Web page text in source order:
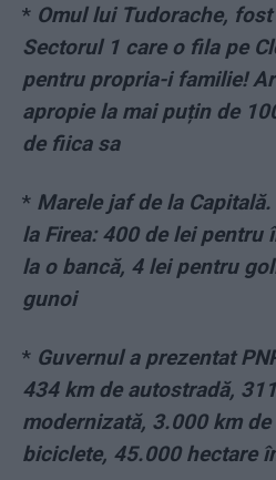
* Omul lui Tudorache,
Sectorul 1 care o fila pe
pentru propria-i familie!
apropie la mai puțin de
de fiica sa
* Marele jaf de la
la Firea: 400 de lei pentru
la o bancă, 4 lei pentru
gunoi
* Guvernul a prezentat
434 km de autostradă,
modernizată, 3.000 km
biciclete, 45.000 hectare